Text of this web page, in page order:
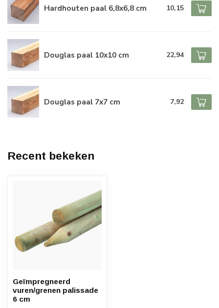
Hardhouten paal 6,8x6,8 cm 10,15
Douglas paal 10x10 cm 22,94
Douglas paal 7x7 cm 7,92
Recent bekeken
Geïmpregneerd
vuren/grenen palissade
6 cm